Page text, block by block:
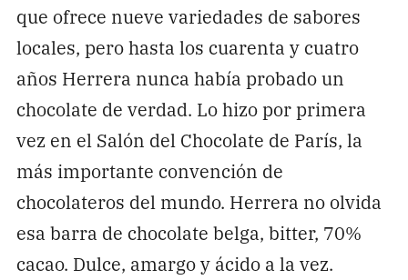
que ofrece nueve variedades de sabores
locales, pero hasta los cuarenta y cuatro
años Herrera nunca había probado un
chocolate de verdad. Lo hizo por primera
vez en el Salón del Chocolate de París, la
más importante convención de
chocolateros del mundo. Herrera no olvida
esa barra de chocolate belga, bitter, 70%
cacao. Dulce, amargo y ácido a la vez.